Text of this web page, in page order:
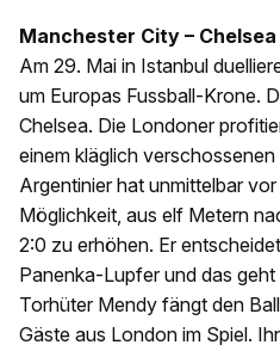
Manchester City – Chelsea
Am 29. Mai in Istanbul
um Europas Fussball-Krone.
Chelsea. Die Londoner
einem kläglich
Argentinier hat unmittelbar
Möglichkeit, aus elf Metern
2:0 zu erhöhen. Er
Panenka-Lupfer und das
Torhüter Mendy fängt den
Gäste aus London im Spiel.